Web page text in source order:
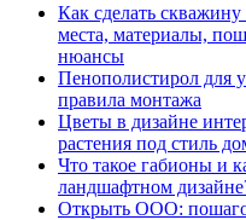
Как сделать
места, материалы,
нюансы
Пенополистирол для
правила монтажа
Цветы в дизайне
растения под стиль
Что такое габионы и
ландшафтном
Открыть ООО: